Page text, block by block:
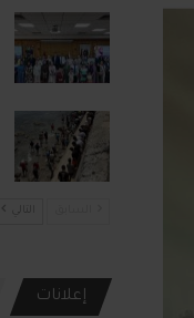
التالي
إعلانات